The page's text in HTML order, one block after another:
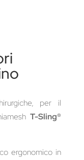
per il
T-Sling®
ergonomico in